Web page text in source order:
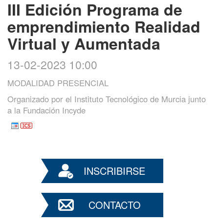
III Edición Programa de
emprendimiento Realidad
Virtual y Aumentada
13-02-2023 10:00
MODALIDAD PRESENCIAL
Organizado por el Instituto Tecnológico de Murcia junto
a la Fundación Incyde
INSCRIBIRSE
CONTACTO